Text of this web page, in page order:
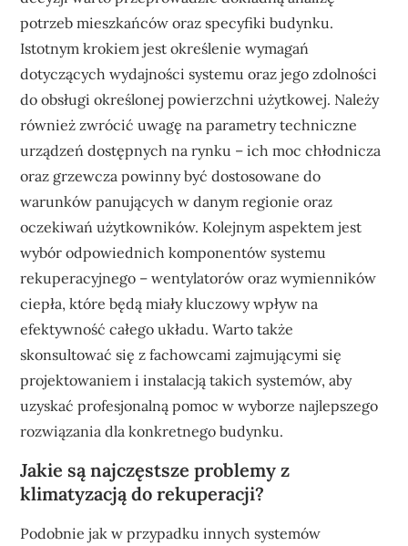
potrzeb mieszkańców oraz specyfiki budynku.
Istotnym krokiem jest określenie wymagań
dotyczących wydajności systemu oraz jego zdolności
do obsługi określonej powierzchni użytkowej. Należy
również zwrócić uwagę na parametry techniczne
urządzeń dostępnych na rynku – ich moc chłodnicza
oraz grzewcza powinny być dostosowane do
warunków panujących w danym regionie oraz
oczekiwań użytkowników. Kolejnym aspektem jest
wybór odpowiednich komponentów systemu
rekuperacyjnego – wentylatorów oraz wymienników
ciepła, które będą miały kluczowy wpływ na
efektywność całego układu. Warto także
skonsultować się z fachowcami zajmującymi się
projektowaniem i instalacją takich systemów, aby
uzyskać profesjonalną pomoc w wyborze najlepszego
rozwiązania dla konkretnego budynku.
Jakie są najczęstsze problemy z
klimatyzacją do rekuperacji?
Podobnie jak w przypadku innych systemów